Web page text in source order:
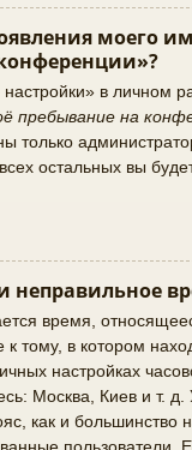
моего
в личном
пребывание на
только
остальных вы
неправильное
время,
к тому, в котором
настройках
Москва, Киев и т. д.
как и большинство